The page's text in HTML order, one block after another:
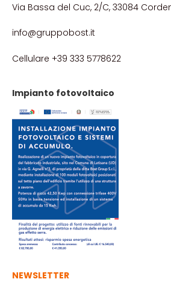
Via Bassa del Cuc, 2/C, 33084
info@gruppobost.it
Cellulare +39 333 5778622
Impianto fotovoltaico
NEWSLETTER